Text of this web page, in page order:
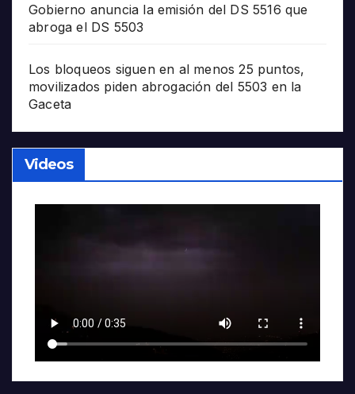
Gobierno anuncia la emisión del DS 5516 que
abroga el DS 5503
Los bloqueos siguen en al menos 25 puntos,
movilizados piden abrogación del 5503 en la
Gaceta
Videos